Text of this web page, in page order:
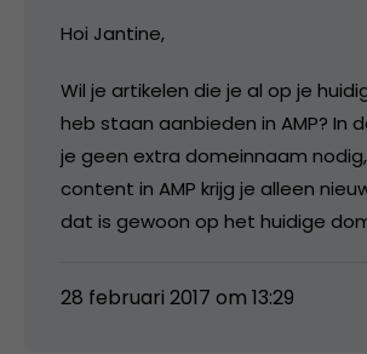
Hoi Jantine,
Wil je artikelen die je al op je
heb staan aanbieden in AMP? In
je geen extra domeinnaam
content in AMP krijg je alleen
dat is gewoon op het huidige
28 februari 2017 om 13:29